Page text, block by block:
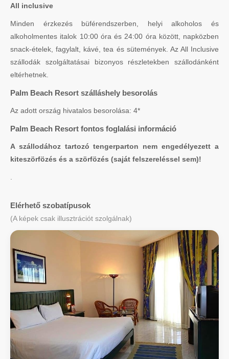
All inclusive
Minden érzkezés büférendszerben, helyi alkoholos és
alkoholmentes italok 10:00 óra és 24:00 óra között, napközben
snack-ételek, fagylalt, kávé, tea és sütemények. Az All Inclusive
szállodák szolgáltatásai bizonyos részletekben szállodánként
eltérhetnek.
Palm Beach Resort szálláshely besorolás
Az adott ország hivatalos besorolása: 4*
Palm Beach Resort fontos foglalási információ
A szállodához tartozó tengerparton nem engedélyezett a
kiteszörfözés és a szörfözés (saját felszereléssel sem)!
Elérhető szobatípusok
(A képek csak illusztrációt szolgálnak)